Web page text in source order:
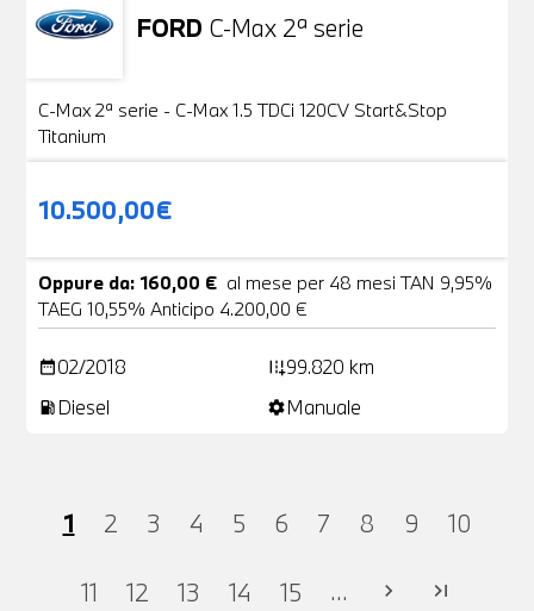
FORD C-Max 2ª serie
VENDUTA
C-Max 2ª serie - C-Max 1.5 TDCi 120CV Start&Stop
Titanium
10.500,00€
Oppure da: 160,00 € al mese per 48 mesi TAN 9,95%
TAEG 10,55% Anticipo 4.200,00 €
date_range02/2018 add_road99.820 km
local_gas_station Diesel settingsManuale
1 2 3 4 5 6 7 8 9 10
11 12 13 14 15 ... chevron_right last_page